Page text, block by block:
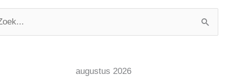
augustus 2026